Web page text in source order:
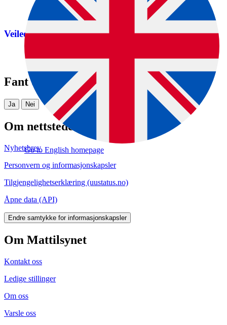
Go to English homepage
Veileder for animalske biprodukter
Fant du det du lette etter?
Ja Nei
Om nettstedet
Nyhetsbrev
Personvern og informasjonskapsler
Tilgjengelighetserklæring (uustatus.no)
Åpne data (API)
Endre samtykke for informasjonskapsler
Om Mattilsynet
Kontakt oss
Ledige stillinger
Om oss
Varsle oss